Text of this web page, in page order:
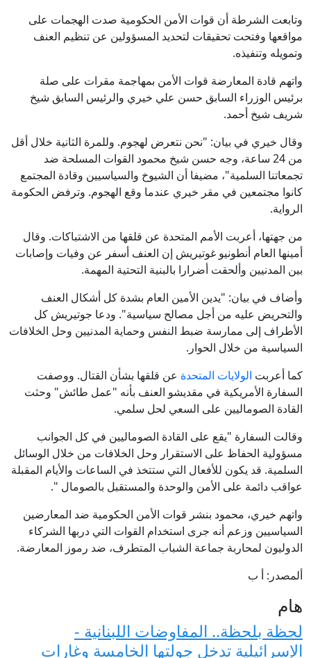
وتابعت الشرطة أن قوات الأمن الحكومية صدت الهجمات على
مواقعها وفتحت تحقيقات لتحديد المسؤولين عن تنظيم العنف
وتمويله وتنفيذه.
واتهم قادة المعارضة قوات الأمن بمهاجمة مقرات على صلة
برئيس الوزراء السابق حسن علي خيري والرئيس السابق شيخ
شريف شيخ أحمد.
وقال خيري في بيان: "نحن نتعرض لهجوم. وللمرة الثانية خلال أقل
من 24 ساعة، وجه حسن شيخ محمود القوات المسلحة ضد
تجمعاتنا السلمية"، مضيفا أن الشيوخ والسياسيين وقادة المجتمع
كانوا مجتمعين في مقر خيري عندما وقع الهجوم. وترفض الحكومة
الرواية.
من جهتها، أعربت الأمم المتحدة عن قلقها من الاشتباكات. وقال
أمينها العام أنطونيو غوتيريش إن العنف أسفر عن وفيات وإصابات
بين المدنيين وألحقت أضرارا بالبنية التحتية المهمة.
وأضاف في بيان: "يدين الأمين العام بشدة كل أشكال العنف
والتحريض عليه من أجل مصالح سياسية". ودعا جوتيريش كل
الأطراف إلى ممارسة ضبط النفس وحماية المدنيين وحل الخلافات
السياسية من خلال الحوار.
كما أعربت الولايات المتحدة عن قلقها بشأن القتال. ووصفت
السفارة الأمريكية في مقديشو العنف بأنه "عمل طائش" وحثت
القادة الصوماليين على السعي لحل سلمي.
وقالت السفارة "يقع على القادة الصوماليين في كل الجوانب
مسؤولية الحفاظ على الاستقرار وحل الخلافات من خلال الوسائل
السلمية. قد يكون للأفعال التي ستتخذ في الساعات والأيام المقبلة
عواقب دائمة على الأمن والوحدة والمستقبل بالصومال ".
واتهم خيري، محمود بنشر قوات الأمن الحكومية ضد المعارضين
السياسيين وزعم أنه جرى استخدام القوات التي دربها الشركاء
الدوليون لمحاربة جماعة الشباب المتطرف، ضد رموز المعارضة.
ألمصدر: أ ب
هام
لحظة بلحظة.. المفاوضات اللبنانية -
الإسرائيلية تدخل جولتها الخامسة وغارات